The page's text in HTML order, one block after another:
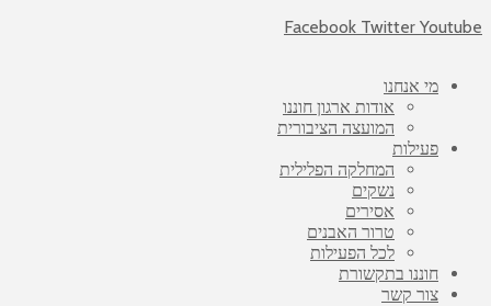
Facebook Twitter Youtube
מי אנחנו
אודות ארגון חוננו
המועצה הציבורית
פעילות
המחלקה הפלילית
נשקים
אסירים
טרור האבנים
לכל הפעילות
חוננו בתקשורת
צור קשר